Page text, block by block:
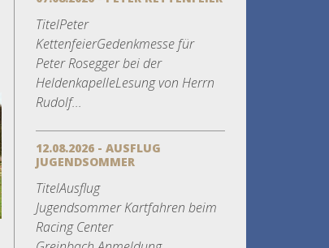
TitelPeter
KettenfeierGedenkmesse für
Peter Rosegger bei der
HeldenkapelleLesung von Herrn
Rudolf...
12.08.2026 - AUSFLUG
JUGENDSOMMER
TitelAusflug
Jugendsommer Kartfahren beim
Racing Center